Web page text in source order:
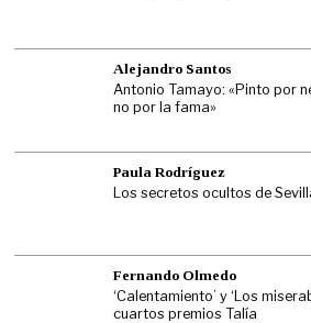
Alejandro Santos
Antonio Tamayo: «Pinto por
no por la fama»
Paula Rodríguez
Los secretos ocultos de
Fernando Olmedo
‘Calentamiento’ y ‘Los
cuartos premios Talía